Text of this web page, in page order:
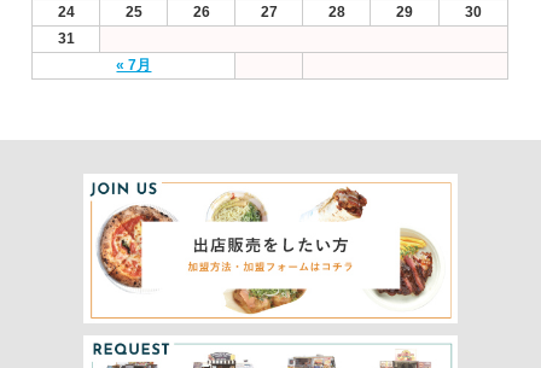
« 7月
24
25 26 27 28 29
30
31